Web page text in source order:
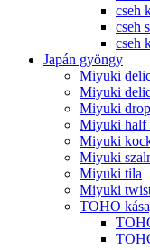
cseh
cseh
cseh
Japán gyöngy
Miyuki
Miyuki
Miyuki
Miyuki half
Miyuki
Miyuki
Miyuki tila
Miyuki
TOHO